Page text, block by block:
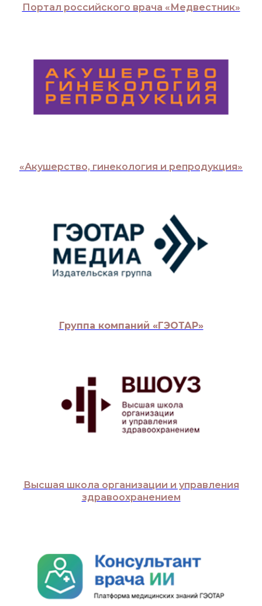
Портал российского врача «Медвестник»
«Акушерство, гинекология и репродукция»
Группа компаний «ГЭОТАР»
Высшая школа организации и управления
здравоохранением